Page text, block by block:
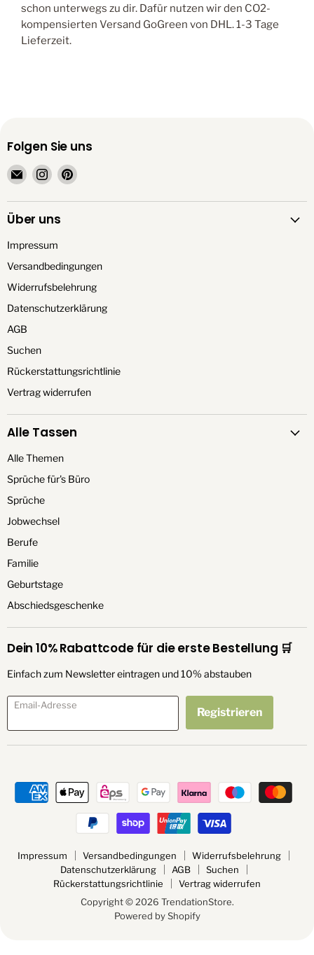
schon unterwegs zu dir. Dafür nutzen wir den CO2-
kompensierten Versand GoGreen von DHL. 1-3 Tage
Lieferzeit.
Folgen Sie uns
Email
TrendationStore
Finden
Sie
uns
auf
Finden
uns
Über uns
Impressum
Versandbedingungen
Widerrufsbelehrung
Datenschutzerklärung
AGB
Suchen
Rückerstattungsrichtlinie
Vertrag widerrufen
Alle Tassen
Alle Themen
Sprüche für's Büro
Sprüche
Jobwechsel
Berufe
Familie
Geburtstage
Abschiedsgeschenke
Dein 10% Rabattcode für die erste Bestellung 🛒
Einfach zum Newsletter eintragen und 10% abstauben
Email-Adresse
Registrieren
Impressum Versandbedingungen
Widerrufsbelehrung
Datenschutzerklärung
AGB
Suchen
Rückerstattungsrichtlinie
Vertrag widerrufen
Copyright © 2026 TrendationStore.
Powered by Shopify